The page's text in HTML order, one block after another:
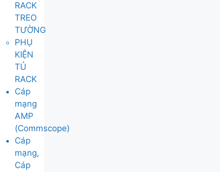
RACK
TREO
TƯỜNG
PHỤ
KIỆN
TỦ
RACK
Cáp
mạng
AMP
(Commscope)
Cáp
mạng,
Cáp